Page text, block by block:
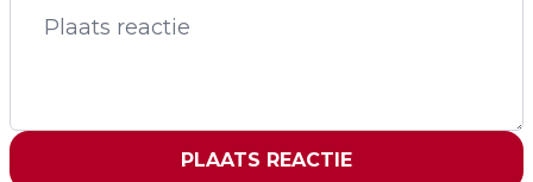
PLAATS REACTIE